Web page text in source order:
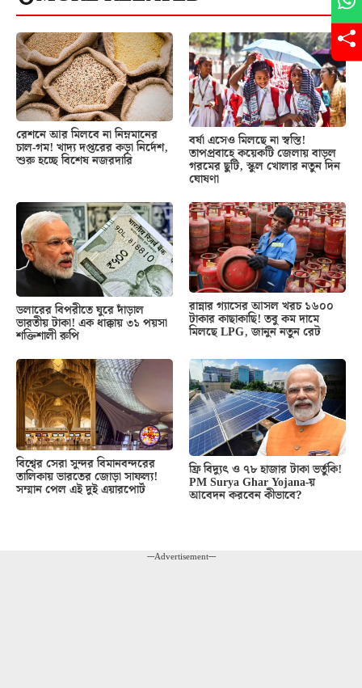
রেশনে আর মিলবে না নিম্নমানের
চাল-গম! খাদ্য দপ্তরের কড়া নির্দেশ,
শুরু হচ্ছে বিশেষ নজরদারি
বর্ষা এসেও মিলছে না স্বস্তি!
তাপপ্রবাহে কয়েকটি জেলায় বাড়ল
গরমের ছুটি, স্কুল খোলার নতুন দিন
ঘোষণা
ডলারের বিপরীতে ঘুরে দাঁড়াল
ভারতীয় টাকা! এক ধাক্কায় ৩১ পয়সা
শক্তিশালী রুপি
রান্নার গ্যাসের আসল খরচ ১৬০০
টাকার কাছাকাছি! তবু কম দামে
মিলছে LPG, জানুন নতুন রেট
বিশ্বের সেরা সুন্দর বিমানবন্দরের
তালিকায় ভারতের জোড়া সাফল্য!
সম্মান পেল এই দুই এয়ারপোর্ট
ফ্রি বিদ্যুৎ ও ৭৮ হাজার টাকা ভর্তুকি!
PM Surya Ghar Yojana-য়
আবেদন করবেন কীভাবে?
---Advertisement---